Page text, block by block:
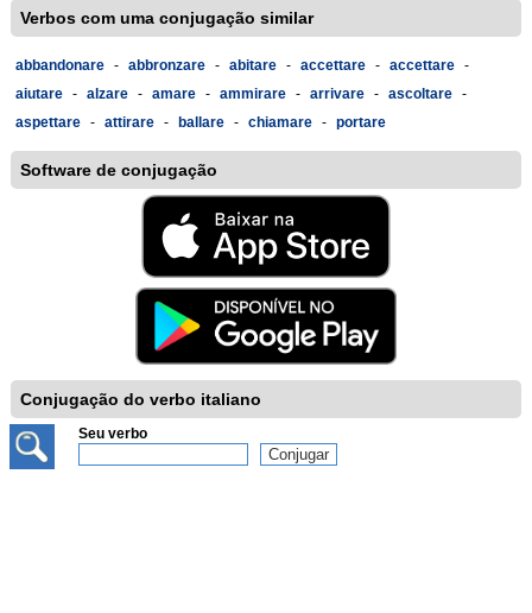
Verbos com uma conjugação similar
abbandonare - abbronzare - abitare - accettare - accettare -
aiutare - alzare - amare - ammirare - arrivare - ascoltare -
aspettare - attirare - ballare - chiamare - portare
Software de conjugação
Conjugação do verbo italiano
Seu verbo